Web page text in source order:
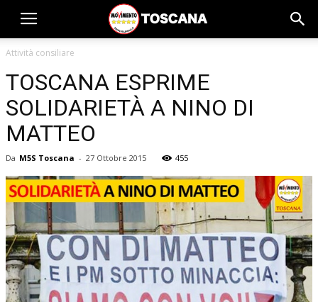
Attività consiliare
TOSCANA ESPRIME
SOLIDARIETÀ A NINO DI
MATTEO
Da M5S Toscana - 27 Ottobre 2015 455